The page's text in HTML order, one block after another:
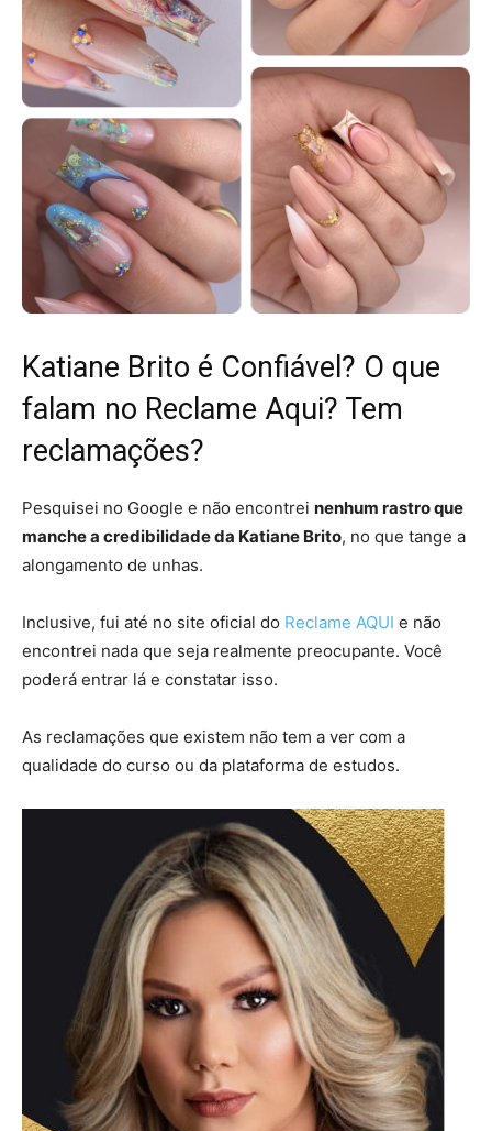
Katiane Brito é Confiável? O que
falam no Reclame Aqui? Tem
reclamações?
Pesquisei no Google e não encontrei nenhum rastro que
manche a credibilidade da Katiane Brito, no que tange a
alongamento de unhas.
Inclusive, fui até no site oficial do Reclame AQUI e não
encontrei nada que seja realmente preocupante. Você
poderá entrar lá e constatar isso.
As reclamações que existem não tem a ver com a
qualidade do curso ou da plataforma de estudos.